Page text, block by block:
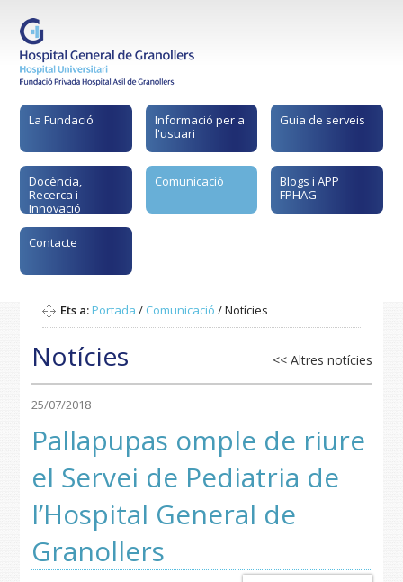
La Fundació
Informació per a
l'usuari
Guia de serveis
Docència,
Recerca i
Innovació
Comunicació
Blogs i APP
FPHAG
Contacte
Ets a:Portada / Comunicació /Notícies
Notícies << Altres notícies
25/07/2018
Pallapupas omple de riure
el Servei de Pediatria de
l’Hospital General de
Granollers